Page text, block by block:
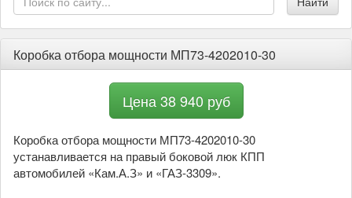
Коробка отбора мощности МП73-4202010-30
Цена 38 940 руб
Коробка отбора мощности МП73-4202010-30
устанавливается на правый боковой люк КПП
автомобилей «Кам.А.З» и «ГАЗ-3309».